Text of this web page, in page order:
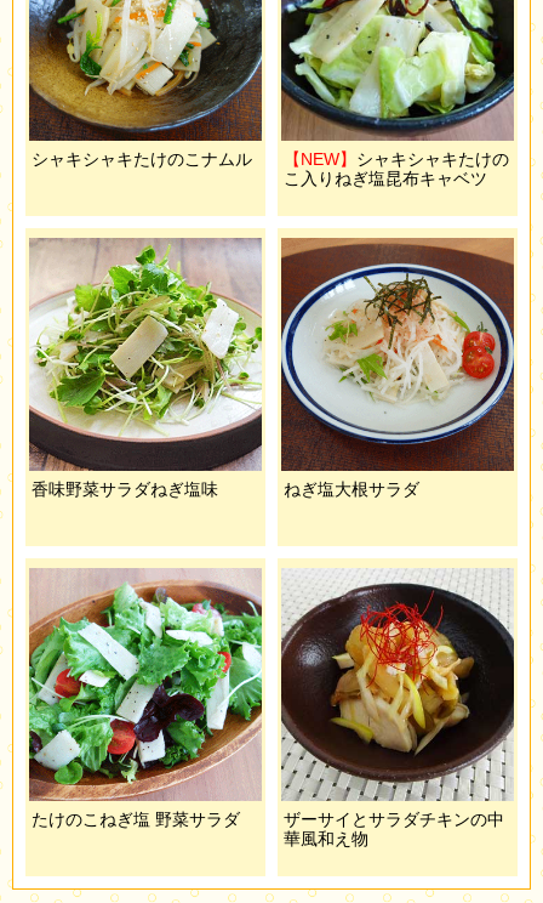
シャキシャキたけのこナムル 【NEW】 シャキシャキたけの
こ入りねぎ塩昆布キャベツ
香味野菜サラダねぎ塩味 ねぎ塩大根サラダ
たけのこねぎ塩 野菜サラダ
ザーサイとサラダチキンの中
華風和え物